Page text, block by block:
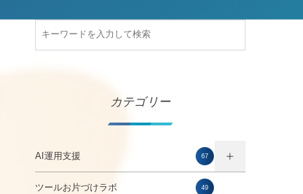
カテゴリー
AI運用支援 67
ツールお片づけラボ 49